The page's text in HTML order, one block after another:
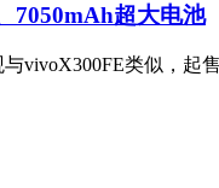
7050mAh超大电池
vivoX300FE类似，起